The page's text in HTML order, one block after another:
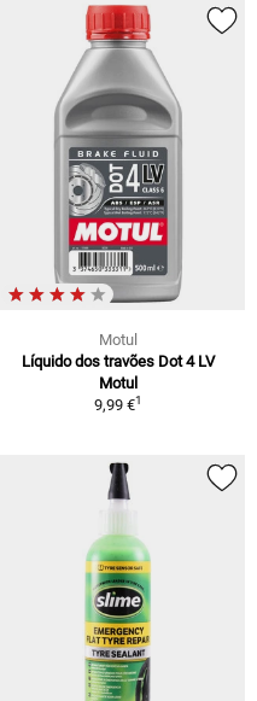
Motul
Líquido dos travões Dot 4 LV
Motul
9,99 €1